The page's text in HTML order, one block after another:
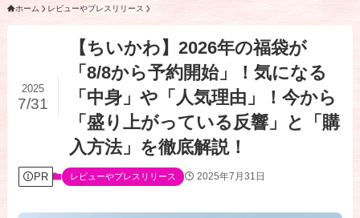
ホーム レビューやプレスリリース
【ちいかわ】2026年の福袋が
「8/8から予約開始」！気になる
「中身」や「人気理由」！今から
「盛り上がっている反響」と「購
入方法」を徹底解説！
2025
7/31
PR レビューやプレスリリース 2025年7月31日